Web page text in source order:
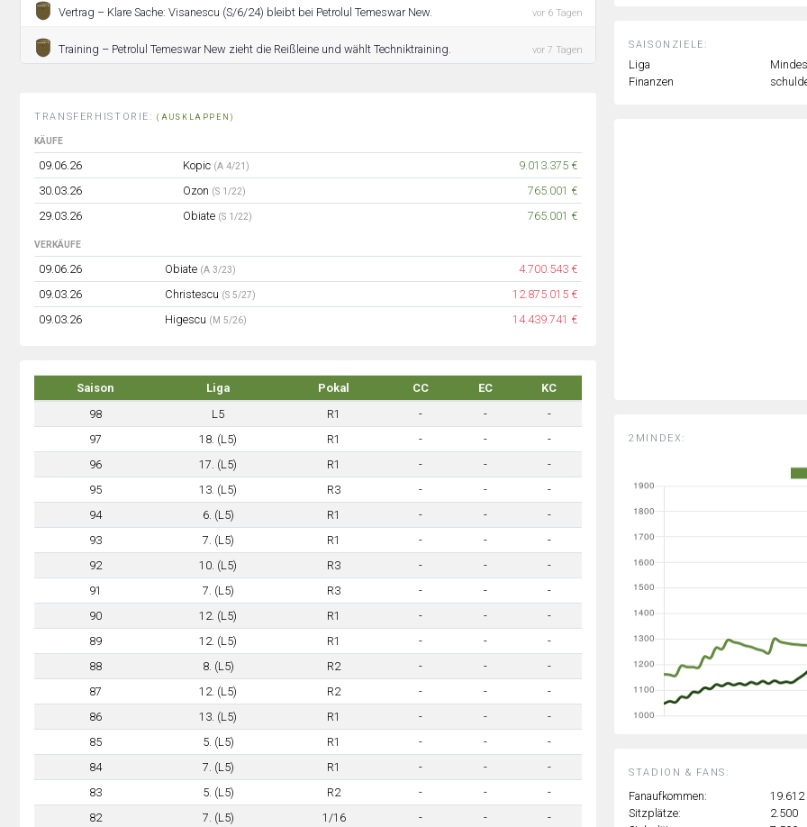
Vertrag – Klare Sache: Visanescu (S/6/24) bleibt bei Petrolul Temeswar New. vor 6 Tagen
Training – Petrolul Temeswar New zieht die Reißleine und wählt Techniktraining. vor 7 Tagen
TRANSFERHISTORIE:(AUSKLAPPEN)
KÄUFE
09.06.26 Kopic (A 4/21)
9.013.375 €
30.03.26
Ozon (S 1/22)
765.001 €
29.03.26
Obiate (S 1/22) 765.001 €
VERKÄUFE
09.06.26 Obiate (A 3/23)
4.700.543 €
09.03.26
Christescu (S 5/27)
12.875.015 €
09.03.26
Higescu (M 5/26) 14.439.741 €
Saison Liga Pokal CC EC
KC
98
L5 R1 - -
-
97
18. (L5) R1 - -
-
96
17. (L5) R1 - -
-
95
13. (L5) R3 - -
-
94
6. (L5) R1 - -
-
93
7. (L5) R1 - -
-
92
10. (L5) R3 - -
-
91
7. (L5) R3 - -
-
90
12. (L5) R1 - -
-
89
12. (L5) R1 - -
-
88
8. (L5) R2 - -
-
87
12. (L5) R2 - -
-
86
13. (L5) R1 - -
-
85
5. (L5) R1 - -
-
84
7. (L5) R1 - -
-
83
5. (L5) R2 - -
-
82
7. (L5) 1/16 - -
-
SAISONZIELE:
Liga
Finanzen
2MINDEX:
STADION & FANS:
Fanaufkommen:
19.612
Sitzplätze:
2.500